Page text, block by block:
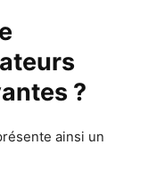
?
ainsi un